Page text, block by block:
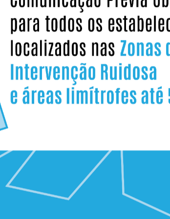
serviço de informação aos